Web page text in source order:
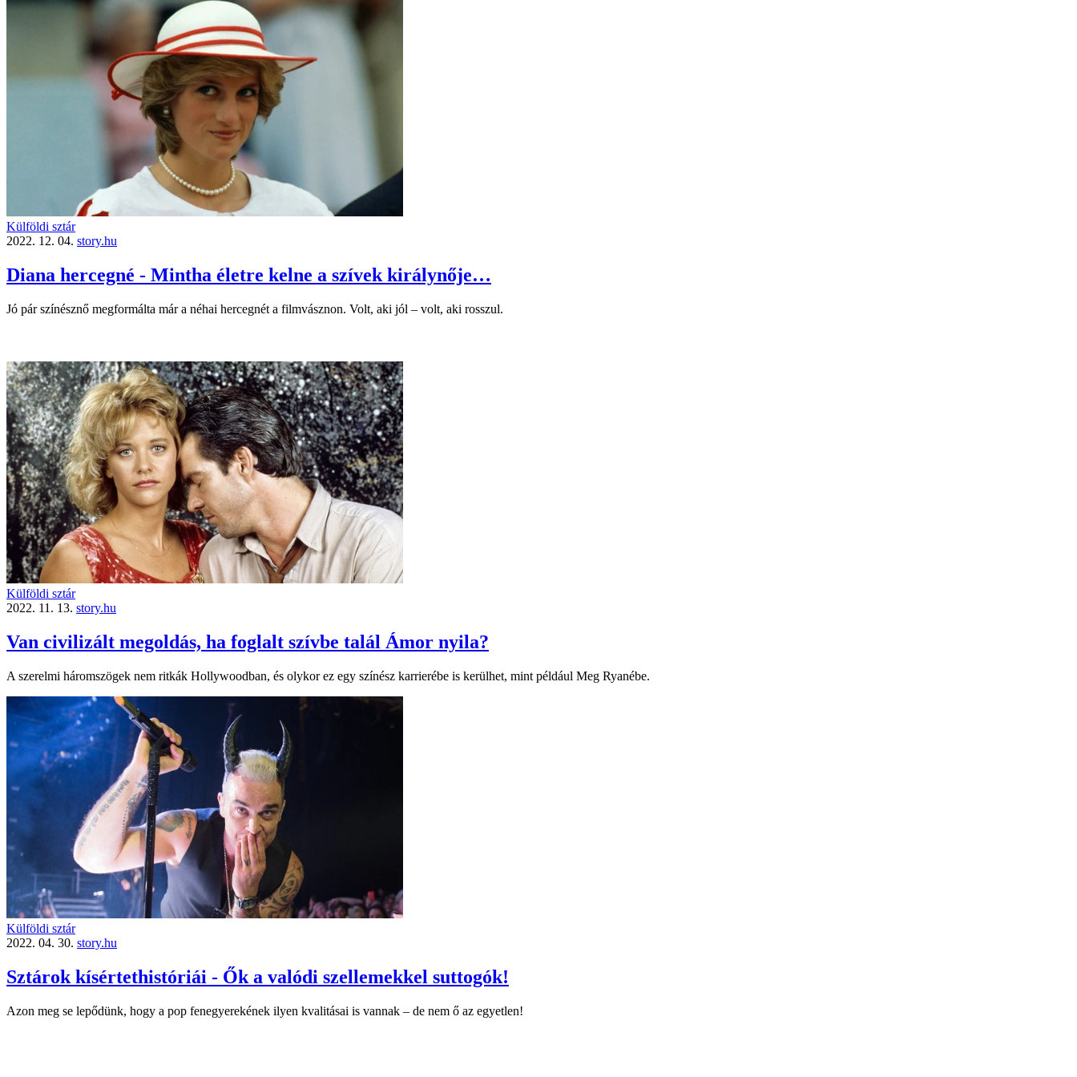
Külföldi sztár
2022. 12. 04. story.hu
Diana hercegné - Mintha életre kelne a szívek királynője…
Jó pár színésznő megformálta már a néhai hercegnét a filmvásznon. Volt, aki jól – volt, aki rosszul.
Külföldi sztár
2022. 11. 13. story.hu
Van civilizált megoldás, ha foglalt szívbe talál Ámor nyila?
A szerelmi háromszögek nem ritkák Hollywoodban, és olykor ez egy színész karrierébe is kerülhet, mint például Meg Ryanébe.
Külföldi sztár
2022. 04. 30. story.hu
Sztárok kísértethistóriái - Ők a valódi szellemekkel suttogók!
Azon meg se lepődünk, hogy a pop fenegyerekének ilyen kvalitásai is vannak – de nem ő az egyetlen!